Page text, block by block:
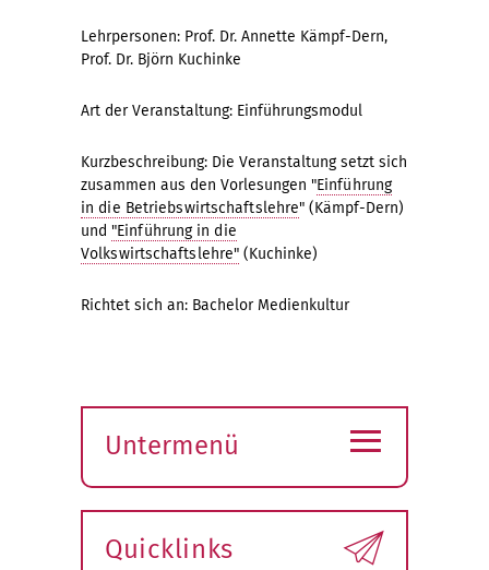
Lehrpersonen: Prof. Dr. Annette Kämpf-Dern,
Prof. Dr. Björn Kuchinke
Art der Veranstaltung: Einführungsmodul
Kurzbeschreibung: Die Veranstaltung setzt sich
zusammen aus den Vorlesungen "Einführung
in die Betriebswirtschaftslehre" (Kämpf-Dern)
und "Einführung in die
Volkswirtschaftslehre" (Kuchinke)
Richtet sich an: Bachelor Medienkultur
Untermenü
öffnen
≡
Quicklinks